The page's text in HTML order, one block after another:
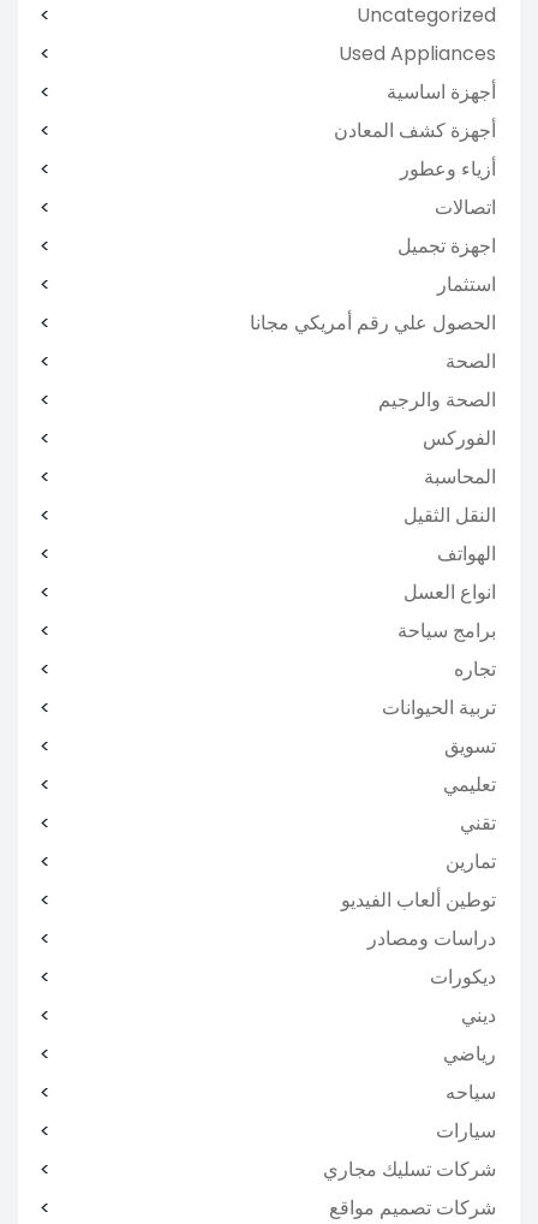
Uncategorized
Used Appliances
أجهزة اساسية
أجهزة كشف المعادن
أزياء وعطور
اتصالات
اجهزة تجميل
استثمار
الحصول علي رقم أمريكي مجانا
الصحة
الصحة والرجيم
الفوركس
المحاسبة
النقل الثقيل
الهواتف
انواع العسل
برامج سياحة
تجاره
تربية الحيوانات
تسويق
تعليمي
تقني
تمارين
توطين ألعاب الفيديو
دراسات ومصادر
ديكورات
ديني
رياضي
سياحه
سيارات
شركات تسليك مجاري
شركات تصميم مواقع